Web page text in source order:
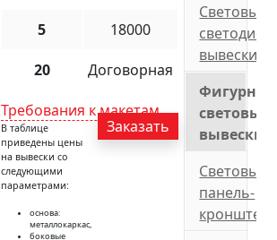
5 18000
20 Договорная
Требования к макетам
Заказать
В таблице
приведены цены
на вывески со
следующими
параметрами:
основа:
металлокаркас,
боковые
Световые
вывески
Фигурные
световые
вывески
Световые
панель-